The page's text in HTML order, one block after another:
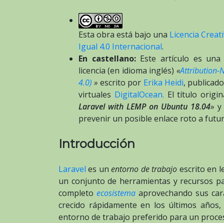
Esta obra está bajo una Licencia
Igual 4.0 Internacional.
En castellano: Este artículo es
licencia (en idioma inglés) «Attribution-
4.0) » escrito por Erika Heidi,
virtuales DigitalOcean. El título
Laravel with LEMP on Ubuntu 18.04» y
prevenir un posible enlace roto a
Introducción
Laravel es unentorno de trabajo escrito en
un conjunto de herramientas y recursos
completo ecosistema aprovechando sus
crecido rápidamente en los últimos
entorno de trabajo preferido para un